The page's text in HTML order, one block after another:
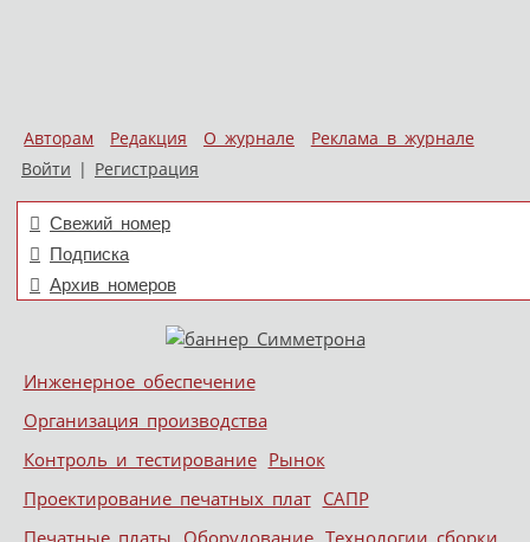
Авторам Редакция О журнале
Реклама в журнале
Войти | Регистрация
Свежий номер
Подписка
Архив номеров
Меню
Skip to content
Инженерное обеспечение
Организация производства
Контроль и тестирование Рынок
Проектирование печатных плат САПР